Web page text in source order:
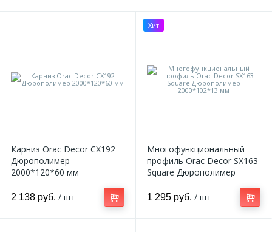
Карниз Orac Decor CX192
Дюрополимер
2000*120*60 мм
2 138 руб. / шт
Хит
Многофункциональный
профиль Orac Decor SX163
Square Дюрополимер
1 295 руб. / шт